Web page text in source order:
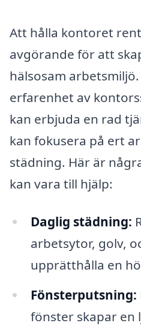
Att hålla kontoret
avgörande för att
hälsosam
erfarenhet av
kan erbjuda en rad
kan fokusera på ert
städning. Här är
kan vara till hjälp:
Daglig städning:
arbetsytor, golv,
upprätthålla en
Fönsterputsning:
fönster skapar en